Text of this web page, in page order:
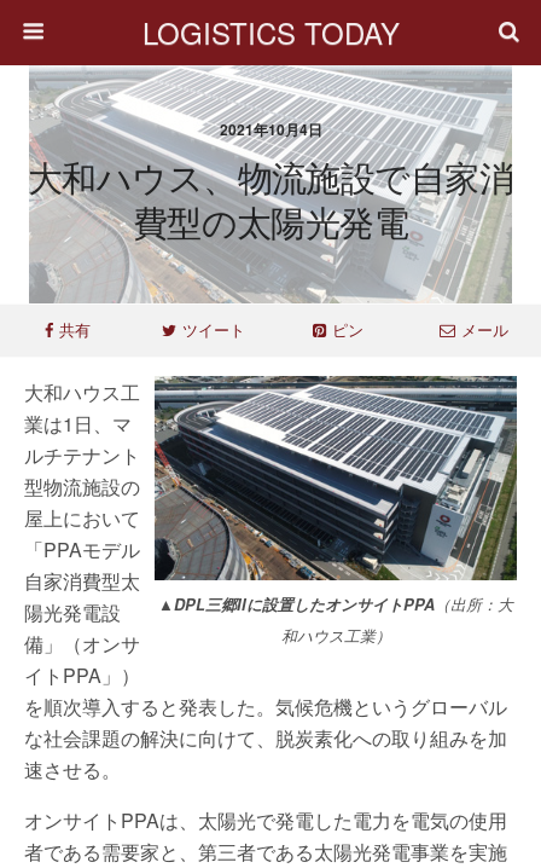
LOGISTICS TODAY
2021年10月4日
大和ハウス、物流施設で自家消
費型の太陽光発電
共有 ツイート ピン メール
▲DPL三郷IIに設置したオンサイトPPA （出所：大
和ハウス工業）
大和ハウス工
業は1日、マ
ルチテナント
型物流施設の
屋上において
「PPAモデル
自家消費型太
陽光発電設
備」（オンサ
イトPPA」）
を順次導入すると発表した。気候危機というグローバル
な社会課題の解決に向けて、脱炭素化への取り組みを加
速させる。
オンサイトPPAは、太陽光で発電した電力を電気の使用
者である需要家と、第三者である太陽光発電事業を実施